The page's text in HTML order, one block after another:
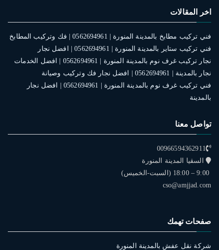
اخر المقالات
فني تركيب مطابخ بالمدينة المنورة | 0562694961 | فك وتركيب المطابخ
فني تركيب ستاير بالمدينة المنورة | 0562694961 | افضل نجار
نجار تركيب غرف نوم بالمدينة المنورة | 0562694961 | افضل الخدمات
نجار بالمدينة | 0562694961 | افضل نجار فك وتركيب وصيانة
فني تركيب غرف نوم بالمدينة المنورة | 0562694961 | افضل نجار
بالمدينة
تواصل معنا
00966594362911
السقيا المدينة المنورة
9:00 – 18:00 (السبت-الخميس)
cso@amjjad.com
صفحات تهمك
شركة نقل عفش بالمدينة المنورة